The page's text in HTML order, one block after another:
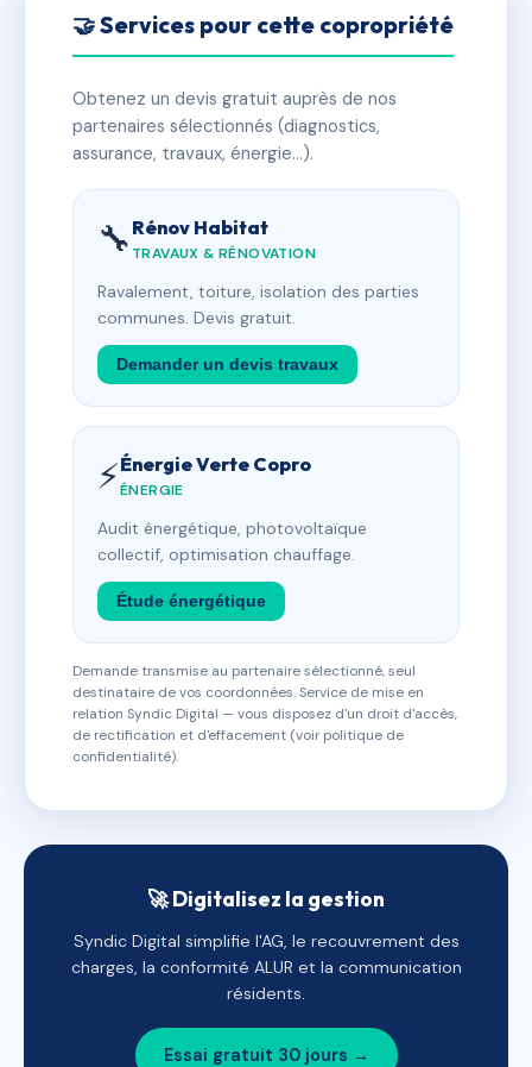
🤝 Services pour cette copropriété
Obtenez un devis gratuit auprès de nos
partenaires sélectionnés (diagnostics,
assurance, travaux, énergie…).
🔧 Rénov Habitat
TRAVAUX & RÉNOVATION
Ravalement, toiture, isolation des parties
communes. Devis gratuit.
Demander un devis travaux
⚡Énergie Verte Copro
ÉNERGIE
Audit énergétique, photovoltaïque
collectif, optimisation chauffage.
Étude énergétique
Demande transmise au partenaire sélectionné, seul
destinataire de vos coordonnées. Service de mise en
relation Syndic Digital — vous disposez d'un droit d'accès,
de rectification et d'effacement (voir politique de
confidentialité).
🚀 Digitalisez la gestion
Syndic Digital simplifie l'AG, le recouvrement des
charges, la conformité ALUR et la communication
résidents.
Essai gratuit 30 jours →